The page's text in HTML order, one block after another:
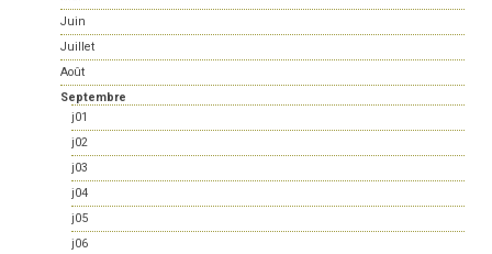
Juin
Juillet
Août
Septembre
j01
j02
j03
j04
j05
j06